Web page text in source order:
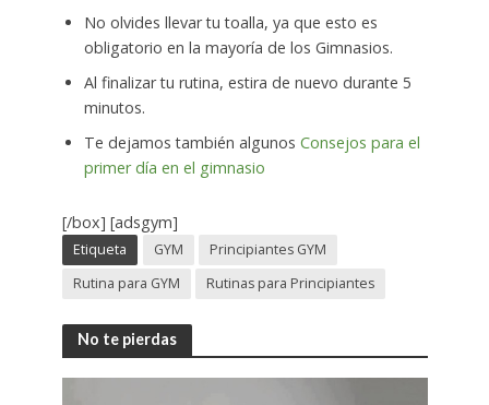
No olvides llevar tu toalla, ya que esto es
obligatorio en la mayoría de los Gimnasios.
Al finalizar tu rutina, estira de nuevo durante 5
minutos.
Te dejamos también algunos Consejos para el
primer día en el gimnasio
[/box] [adsgym]
Etiqueta GYM
Principiantes GYM
Rutina para GYM
Rutinas para Principiantes
No te pierdas